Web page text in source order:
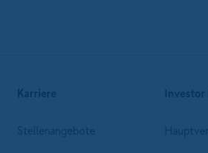
Karriere
Stellenangebote